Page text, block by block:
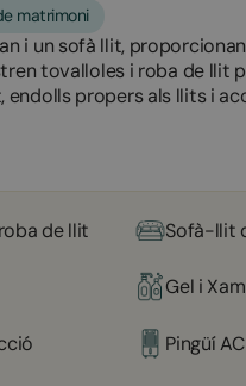
matrimoni
i un sofà llit,
tovalloles i roba de llit
propers als llits i
de llit Sofà-llit
Gel i
Pingüí AC